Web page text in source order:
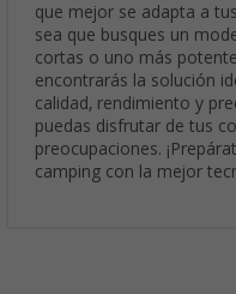
que mejor se adapta a
sea que busques un
cortas o uno más
encontrarás la solución
calidad, rendimiento y
puedas disfrutar de tus
preocupaciones.
camping con la mejor